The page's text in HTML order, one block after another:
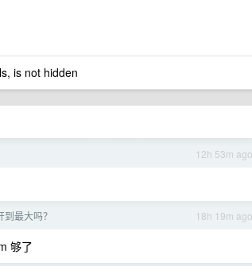
is not hidden
12h 53m ago
18h 19m ago
最大吗？
够了